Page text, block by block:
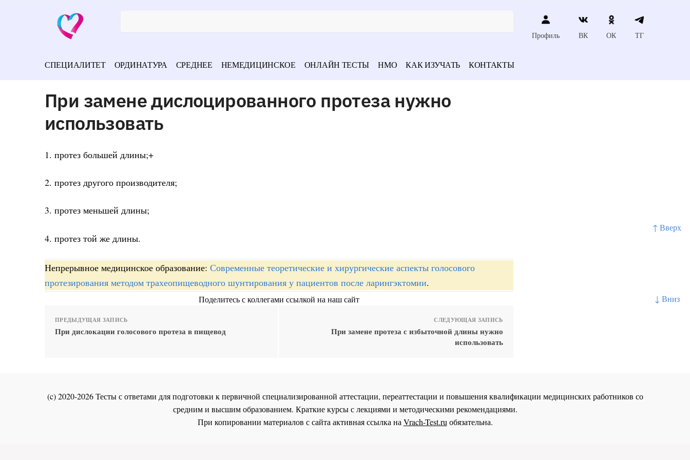
↑ Вверх
↓ Вниз
Профиль ВК ОК ТГ
СПЕЦИАЛИТЕТ ОРДИНАТУРА СРЕДНЕЕ НЕМЕДИЦИНСКОЕ ОНЛАЙН ТЕСТЫ НМО КАК ИЗУЧАТЬ КОНТАКТЫ
При замене дислоцированного протеза нужно
использовать
1. протез большей длины;+
2. протез другого производителя;
3. протез меньшей длины;
4. протез той же длины.
Непрерывное медицинское образование: Современные теоретические и хирургические аспекты голосового
протезирования методом трахеопищеводного шунтирования у пациентов после ларингэктомии.
Поделитесь с коллегами ссылкой на наш сайт
ПРЕДЫДУЩАЯ ЗАПИСЬ
При дислокации голосового протеза в пищевод
СЛЕДУЮЩАЯ ЗАПИСЬ
При замене протеза с избыточной длины нужно
использовать
(c) 2020-2026 Тесты с ответами для подготовки к первичной специализированной аттестации, переаттестации и повышения квалификации медицинских работников со
средним и высшим образованием. Краткие курсы с лекциями и методическими рекомендациями.
При копировании материалов с сайта активная ссылка наVrach-Test.ruобязательна.